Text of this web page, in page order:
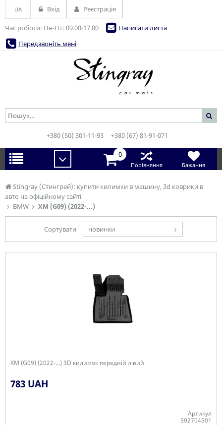
Stingray (Стингрей): купити килимки в машину, 3d коврики в
авто на офіційному сайті
BMW
XM (G09) (2022-...)
Сортувати новинки
XM (G09) (2022-...) 3D килимок передній лівий
783 UAH
Артикул
502704501
Час роботи: Пн-Пт: 09.00-17.00
Написати листа
Передзвоніть мені
UA Вхід Реєстрація
+380 (50) 301-11-93 +380 (67) 81-91-071
0
Порівняння Бажання